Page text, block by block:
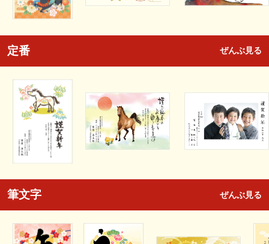
定番 ぜんぶ見る
筆文字 ぜんぶ見る